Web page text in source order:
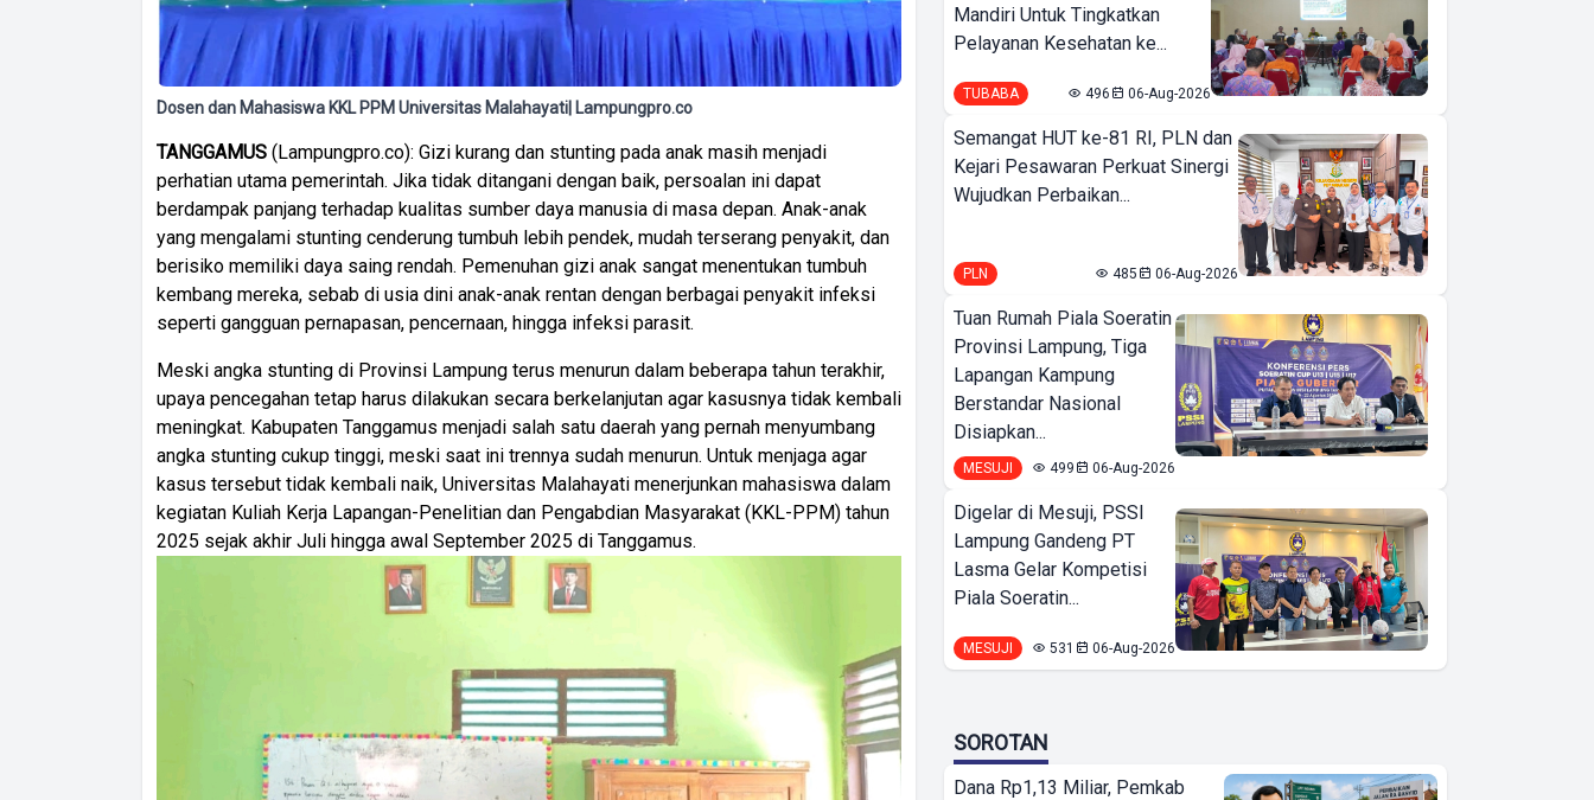
Dosen dan Mahasiswa KKL PPM Universitas Malahayati| Lampungpro.co
TANGGAMUS (Lampungpro.co): Gizi kurang dan stunting pada anak masih menjadi
perhatian utama pemerintah. Jika tidak ditangani dengan baik, persoalan ini dapat
berdampak panjang terhadap kualitas sumber daya manusia di masa depan. Anak-anak
yang mengalami stunting cenderung tumbuh lebih pendek, mudah terserang penyakit, dan
berisiko memiliki daya saing rendah. Pemenuhan gizi anak sangat menentukan tumbuh
kembang mereka, sebab di usia dini anak-anak rentan dengan berbagai penyakit infeksi
seperti gangguan pernapasan, pencernaan, hingga infeksi parasit.
Meski angka stunting di Provinsi Lampung terus menurun dalam beberapa tahun terakhir,
upaya pencegahan tetap harus dilakukan secara berkelanjutan agar kasusnya tidak kembali
meningkat. Kabupaten Tanggamus menjadi salah satu daerah yang pernah menyumbang
angka stunting cukup tinggi, meski saat ini trennya sudah menurun. Untuk menjaga agar
kasus tersebut tidak kembali naik, Universitas Malahayati menerjunkan mahasiswa dalam
kegiatan Kuliah Kerja Lapangan-Penelitian dan Pengabdian Masyarakat (KKL-PPM) tahun
2025 sejak akhir Juli hingga awal September 2025 di Tanggamus.
Mandiri Untuk Tingkatkan
Pelayanan Kesehatan ke...
TUBABA 496 06-Aug-2026
Semangat HUT ke-81 RI, PLN dan
Kejari Pesawaran Perkuat Sinergi
Wujudkan Perbaikan...
PLN 485 06-Aug-2026
Tuan Rumah Piala Soeratin
Provinsi Lampung, Tiga
Lapangan Kampung
Berstandar Nasional
Disiapkan...
MESUJI 499 06-Aug-2026
Digelar di Mesuji, PSSI
Lampung Gandeng PT
Lasma Gelar Kompetisi
Piala Soeratin...
MESUJI 531 06-Aug-2026
SOROTAN
Dana Rp1,13 Miliar, Pemkab